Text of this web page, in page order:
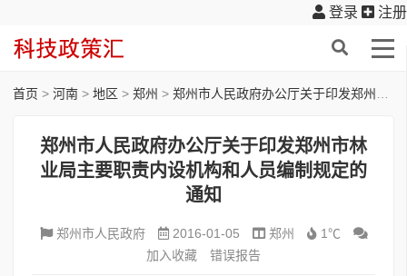
登录 注册
首页 > 河南 > 地区 > 郑州 > 郑州市人民政府办公厅关于印发郑州市林业局主要职责内设机构和人员编制规定的通知
郑州市人民政府办公厅关于印发郑州市林
业局主要职责内设机构和人员编制规定的
通知
郑州市人民政府 2016-01-05 郑州
1℃
加入收藏
错误报告